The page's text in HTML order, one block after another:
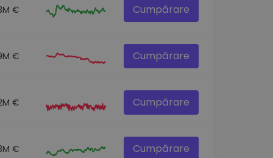
€ Cumpărare
€ Cumpărare
€ Cumpărare
€ Cumpărare